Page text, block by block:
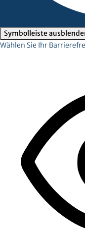
Symbolleiste
Wählen Sie Ihr